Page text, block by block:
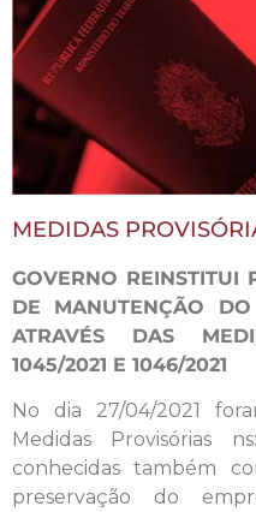
MEDIDAS
GOVERNO REINSTITUI
DE MANUTENÇÃO
ATRAVÉS DAS
1045/2021 E 1046/2021
No dia 27/04/2021
Medidas Provisórias
conhecidas também
preservação do